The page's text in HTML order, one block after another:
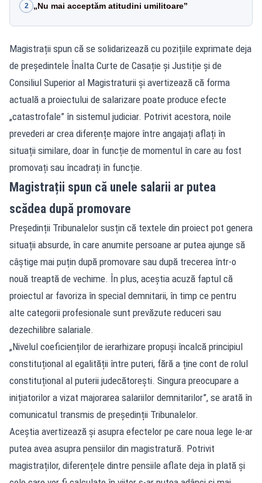
2 „Nu mai acceptăm atitudini umilitoare”
Magistrații spun că se solidarizează cu pozițiile exprimate deja
de președintele Înalta Curte de Casație și Justiție și de
Consiliul Superior al Magistraturii și avertizează că forma
actuală a proiectului de salarizare poate produce efecte
„catastrofale” în sistemul judiciar. Potrivit acestora, noile
prevederi ar crea diferențe majore între angajați aflați în
situații similare, doar în funcție de momentul în care au fost
promovați sau încadrați în funcție.
Magistrații spun că unele salarii ar putea
scădea după promovare
Președinții Tribunalelor susțin că textele din proiect pot genera
situații absurde, în care anumite persoane ar putea ajunge să
câștige mai puțin după promovare sau după trecerea într-o
nouă treaptă de vechime. În plus, aceștia acuză faptul că
proiectul ar favoriza în special demnitarii, în timp ce pentru
alte categorii profesionale sunt prevăzute reduceri sau
dezechilibre salariale.
„Nivelul coeficienților de ierarhizare propuși încalcă principiul
constituțional al egalității între puteri, fără a ține cont de rolul
constituțional al puterii judecătorești. Singura preocupare a
inițiatorilor a vizat majorarea salariilor demnitarilor”, se arată în
comunicatul transmis de președinții Tribunalelor.
Aceștia avertizează și asupra efectelor pe care noua lege le-ar
putea avea asupra pensiilor din magistratură. Potrivit
magistraților, diferențele dintre pensiile aflate deja în plată și